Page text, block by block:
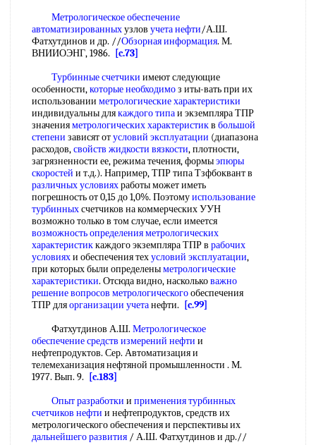
Метрологическое обеспечение
автоматизированныхузлов учета нефти/А.Ш.
Фатхутдинов и др. //Обзорная информация. М.
ВНИИОЭНГ, 1986.
[c.73]
Турбинные счетчики имеют следующие
особенности,которые необходимоз иты-вать при их
использовании метрологические характеристики
индивидуальны длякаждого типаи экземпляра ТПР
значенияметрологических характеристикв большой
степени зависят отусловий эксплуатации (диапазона
расходов,свойств жидкости вязкости, плотности,
загрязненности ее, режима течения, формыэпюры
скоростей и т.д.). Например, ТПР типа Тзфбоквант в
различных условияхработы может иметь
погрешность от 0,15 до 1,0%. Поэтомуиспользование
турбинныхсчетчиков на коммерческих УУН
возможно только в том случае, если имеется
возможность определенияметрологических
характеристиккаждого экземпляра ТПР в рабочих
условияхи обеспечения техусловий эксплуатации,
при которых были определеныметрологические
характеристики. Отсюда видно, наскольковажно
решениевопросов метрологическогообеспечения
ТПР дляорганизации учетанефти.
[c.99]
Фатхутдинов А.Ш. Метрологическое
обеспечение средств измерений нефти и
нефтепродуктов. Сер. Автоматизация и
телемеханизация нефтяной промышленности . М.
1977. Вып. 9.
[c.183]
Опыт разработки и применения турбинных
счетчиков нефти и нефтепродуктов, средств их
метрологического обеспечения и перспективы их
дальнейшего развития / А.Ш. Фатхутдинов и др.//